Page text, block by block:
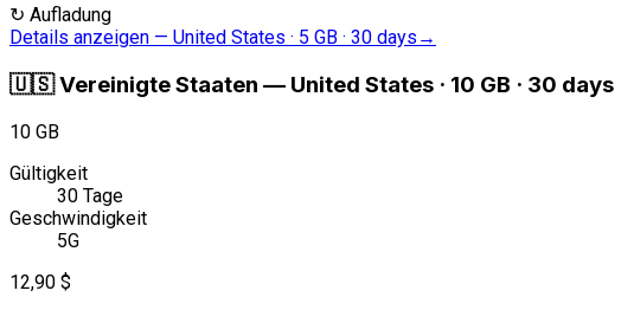
↻ Aufladung
Details anzeigen — United States · 5 GB · 30 days →
🇺🇸Vereinigte Staaten — United States · 10 GB · 30 days
10 GB
Gültigkeit
30 Tage
Geschwindigkeit
5G
12,90 $